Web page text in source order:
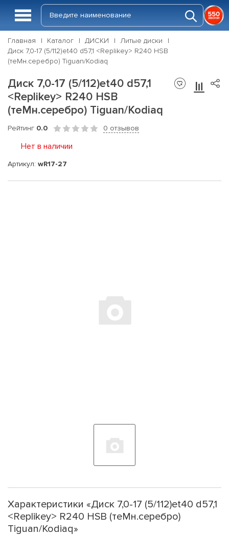
Главная Каталог ДИСКИ
Литые диски
Диск 7,0-17 (5/112)et40 d57,1 <Rеplikey> R240 HSB
(теMн.серебро) Tiguan/Kodiaq
Диск 7,0-17 (5/112)et40 d57,1
<Rеplikey> R240 HSB
(теMн.серебро) Tiguan/Kodiaq
Рейтинг 0.0 0 отзывов
Нет в наличии
Артикул: wR17-27
Характеристики «Диск 7,0-17 (5/112)et40 d57,1
<Rеplikey> R240 HSB (теMн.серебро)
Tiguan/Kodiaq»